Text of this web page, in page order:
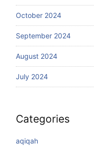
October 2024
September 2024
August 2024
July 2024
Categories
aqiqah